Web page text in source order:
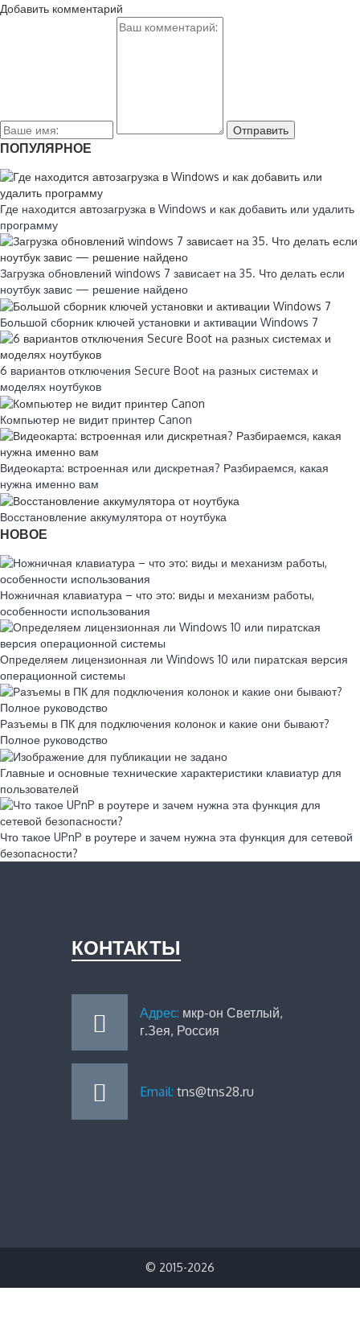
Добавить комментарий
ПОПУЛЯРНОЕ
Где находится автозагрузка в Windows и как добавить или удалить
программу
Загрузка обновлений windows 7 зависает на 35. Что делать если
ноутбук завис — решение найдено
Большой сборник ключей установки и активации Windows 7
6 вариантов отключения Secure Boot на разных системах и
моделях ноутбуков
Компьютер не видит принтер Canon
Видеокарта: встроенная или дискретная? Разбираемся, какая
нужна именно вам
Восстановление аккумулятора от ноутбука
НОВОЕ
Ножничная клавиатура – что это: виды и механизм работы,
особенности использования
Определяем лицензионная ли Windows 10 или пиратская версия
операционной системы
Разъемы в ПК для подключения колонок и какие они бывают?
Полное руководство
Главные и основные технические характеристики клавиатур для
пользователей
Что такое UPnP в роутере и зачем нужна эта функция для сетевой
безопасности?
КОНТАКТЫ
Адрес: мкр-он Светлый,
г.Зея, Россия
Email: tns@tns28.ru
© 2015-2026